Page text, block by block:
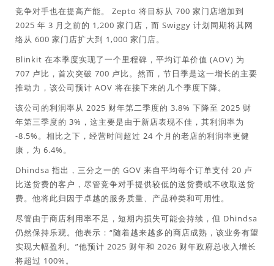
竞争对手也在提高产能。 Zepto 将目标从 700 家门店增加到
2025 年 3 月之前的 1,200 家门店，而 Swiggy 计划同期将其网
络从 600 家门店扩大到 1,000 家门店。
Blinkit 在本季度实现了一个里程碑，平均订单价值 (AOV) 为
707 卢比，首次突破 700 卢比。然而，节日季是这一增长的主要
推动力，该公司预计 AOV 将在接下来的几个季度下降。
该公司的利润率从 2025 财年第二季度的 3.8% 下降至 2025 财
年第三季度的 3%，这主要是由于新店表现不佳，其利润率为
-8.5%。相比之下，经营时间超过 24 个月的老店的利润率更健
康，为 6.4%。
Dhindsa 指出，三分之一的 GOV 来自平均每个订单支付 20 卢
比送货费的客户，尽管竞争对手提供较低的送货费或不收取送货
费。他将此归因于卓越的服务质量、产品种类和可用性。
尽管由于商店利用率不足，短期内损失可能会持续，但 Dhindsa
仍然保持乐观。他表示：“随着越来越多的商店成熟，该业务有望
实现大幅盈利。”他预计 2025 财年和 2026 财年政府总收入增长
将超过 100%。